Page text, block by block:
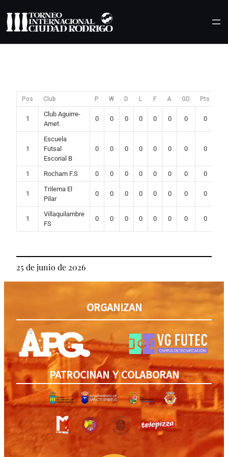
Pos Club P W D L F A GD Pts
1
Club Aguirre-
Amet
0 0 0 0 0 0 0 0
1
Escuela
Futsal
Escorial B
0 0 0 0 0 0 0 0
1 Rocham F.S 0 0 0 0 0 0 0 0
1
Trilema El
Pilar
0 0 0 0 0 0 0 0
1
Villaquilambre
FS
0 0 0 0 0 0 0 0
25 de junio de 2026
ORGANIZAN
PATROCINAN Y COLABORAN